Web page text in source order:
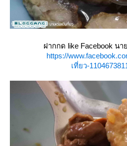
ฝากกด like Facebook น
https://
เที่ยว-